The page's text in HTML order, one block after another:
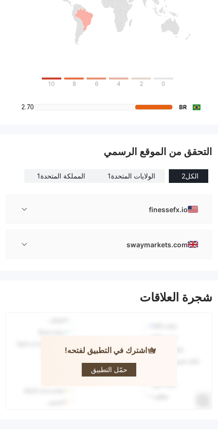
0
2
4
6
8
10
BR
2.70
التحقق من الموقع الرسمي
الكل2 الولايات المتحدة1 المملكة المتحدة1
finessefx.io
swaymarkets.com
شجرة العلاقات
اشترك في التطبيق لفتحه!
حمّل التطبيق
Markets